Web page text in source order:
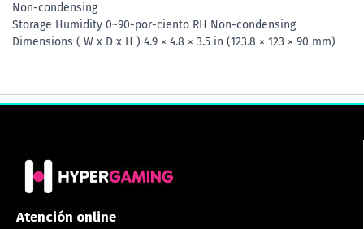
Non-condensing
Storage Humidity 0~90-por-ciento RH Non-condensing
Dimensions ( W x D x H ) 4.9 × 4.8 × 3.5 in (123.8 × 123 × 90 mm)
Atención online